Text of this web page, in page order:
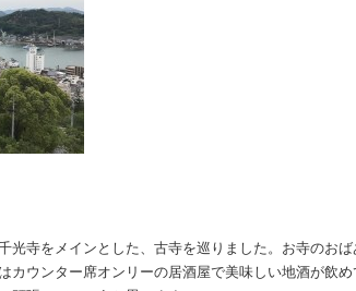
光寺をメインとした、古寺を巡りました。お寺のお
カウンター席オンリーの居酒屋で美味しい地酒が飲